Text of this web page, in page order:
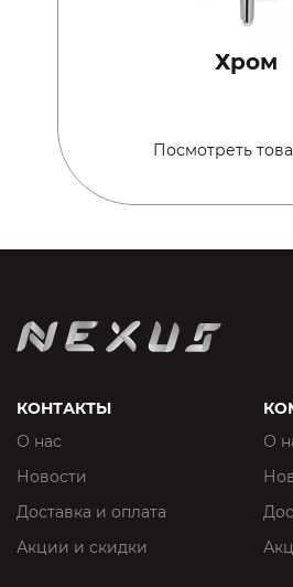
Хром
Посмотреть
КОНТАКТЫ
О нас
Новости
Доставка и оплата
Акции и скидки
О